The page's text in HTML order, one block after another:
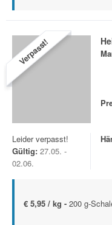
Verpasst!
Leider verpasst!
Gültig: 27.05. -
02.06.
€ 5,95 / kg - 200 g-